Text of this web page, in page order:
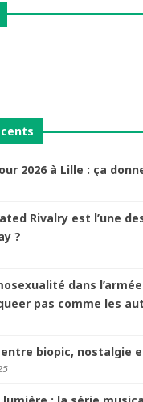
2026 à Lille : ça
Rivalry est l’une
?
dans
pas comme les
entre biopic, nostalgie